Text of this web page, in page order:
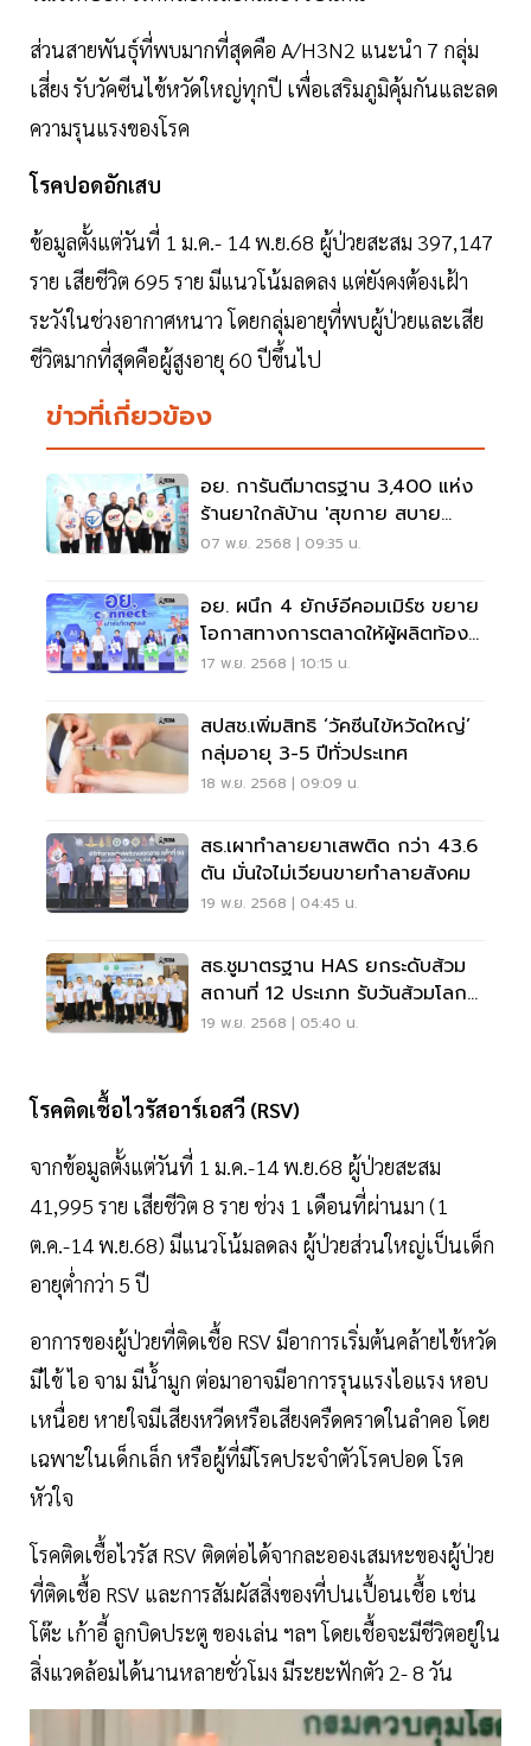
ส่วนสายพันธุ์ที่พบมากที่สุดคือ A/H3N2 แนะนำ 7 กลุ่ม
เสี่ยง รับวัคซีนไข้หวัดใหญ่ทุกปี เพื่อเสริมภูมิคุ้มกันและลด
ความรุนแรงของโรค
โรคปอดอักเสบ
ข้อมูลตั้งแต่วันที่ 1 ม.ค.- 14 พ.ย.68 ผู้ป่วยสะสม 397,147
ราย เสียชีวิต 695 ราย มีแนวโน้มลดลง แต่ยังคงต้องเฝ้า
ระวังในช่วงอากาศหนาว โดยกลุ่มอายุที่พบผู้ป่วยและเสีย
ชีวิตมากที่สุดคือผู้สูงอายุ 60 ปีขึ้นไป
ข่าวที่เกี่ยวข้อง
อย. การันตีมาตรฐาน 3,400 แห่ง
ร้านยาใกล้บ้าน 'สุขกาย สบาย
กระเป๋า'
07 พ.ย. 2568 | 09:35 น.
อย. ผนึก 4 ยักษ์อีคอมเมิร์ซ ขยาย
โอกาสทางการตลาดให้ผู้ผลิตท้อง
ถิ่น
17 พ.ย. 2568 | 10:15 น.
สปสช.เพิ่มสิทธิ ‘วัคซีนไข้หวัดใหญ่’
กลุ่มอายุ 3-5 ปีทั่วประเทศ
18 พ.ย. 2568 | 09:09 น.
สธ.เผาทำลายยาเสพติด กว่า 43.6
ตัน มั่นใจไม่เวียนขายทำลายสังคม
19 พ.ย. 2568 | 04:45 น.
สธ.ชูมาตรฐาน HAS ยกระดับส้วม
สถานที่ 12 ประเภท รับวันส้วมโลก
2568
19 พ.ย. 2568 | 05:40 น.
โรคติดเชื้อไวรัสอาร์เอสวี (RSV)
จากข้อมูลตั้งแต่วันที่ 1 ม.ค.-14 พ.ย.68 ผู้ป่วยสะสม
41,995 ราย เสียชีวิต 8 ราย ช่วง 1 เดือนที่ผ่านมา (1
ต.ค.-14 พ.ย.68) มีแนวโน้มลดลง ผู้ป่วยส่วนใหญ่เป็นเด็ก
อายุต่ำกว่า 5 ปี
อาการของผู้ป่วยที่ติดเชื้อ RSV มีอาการเริ่มต้นคล้ายไข้หวัด
มีไข้ ไอ จาม มีน้ำมูก ต่อมาอาจมีอาการรุนแรงไอแรง หอบ
เหนื่อย หายใจมีเสียงหวีดหรือเสียงครืดคราดในลำคอ โดย
เฉพาะในเด็กเล็ก หรือผู้ที่มีโรคประจำตัวโรคปอด โรค
หัวใจ
โรคติดเชื้อไวรัส RSV ติดต่อได้จากละอองเสมหะของผู้ป่วย
ที่ติดเชื้อ RSV และการสัมผัสสิ่งของที่ปนเปื้อนเชื้อ เช่น
โต๊ะ เก้าอี้ ลูกบิดประตู ของเล่น ฯลฯ โดยเชื้อจะมีชีวิตอยู่ใน
สิ่งแวดล้อมได้นานหลายชั่วโมง มีระยะฟักตัว 2- 8 วัน